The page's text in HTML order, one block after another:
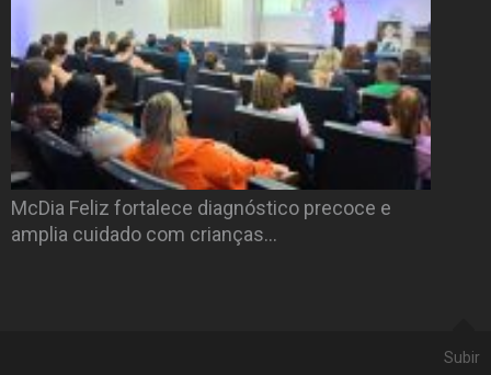
McDia Feliz fortalece diagnóstico precoce e
amplia cuidado com crianças…
Subir